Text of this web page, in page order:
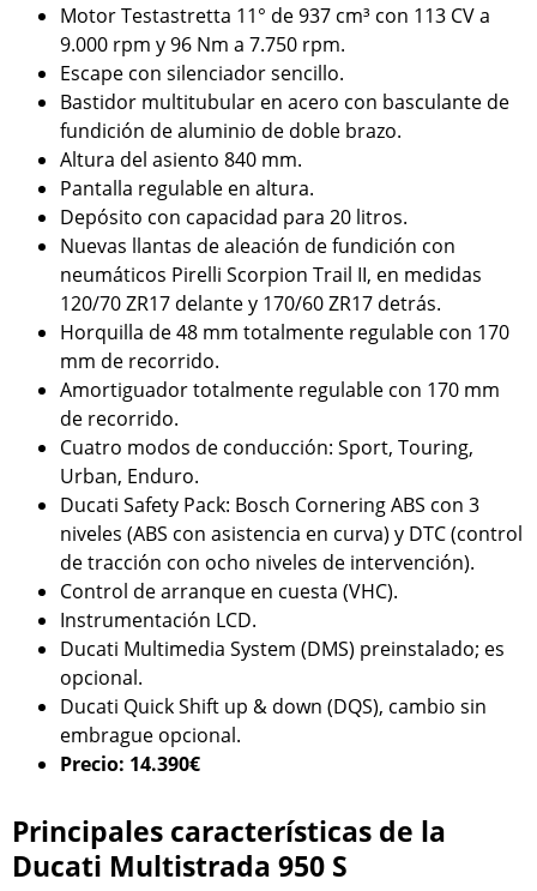
Motor Testastretta 11° de 937 cm³ con 113 CV a
9.000 rpm y 96 Nm a 7.750 rpm.
Escape con silenciador sencillo.
Bastidor multitubular en acero con basculante de
fundición de aluminio de doble brazo.
Altura del asiento 840 mm.
Pantalla regulable en altura.
Depósito con capacidad para 20 litros.
Nuevas llantas de aleación de fundición con
neumáticos Pirelli Scorpion Trail II, en medidas
120/70 ZR17 delante y 170/60 ZR17 detrás.
Horquilla de 48 mm totalmente regulable con 170
mm de recorrido.
Amortiguador totalmente regulable con 170 mm
de recorrido.
Cuatro modos de conducción: Sport, Touring,
Urban, Enduro.
Ducati Safety Pack: Bosch Cornering ABS con 3
niveles (ABS con asistencia en curva) y DTC (control
de tracción con ocho niveles de intervención).
Control de arranque en cuesta (VHC).
Instrumentación LCD.
Ducati Multimedia System (DMS) preinstalado; es
opcional.
Ducati Quick Shift up & down (DQS), cambio sin
embrague opcional.
Precio: 14.390€
Principales características de la
Ducati Multistrada 950 S